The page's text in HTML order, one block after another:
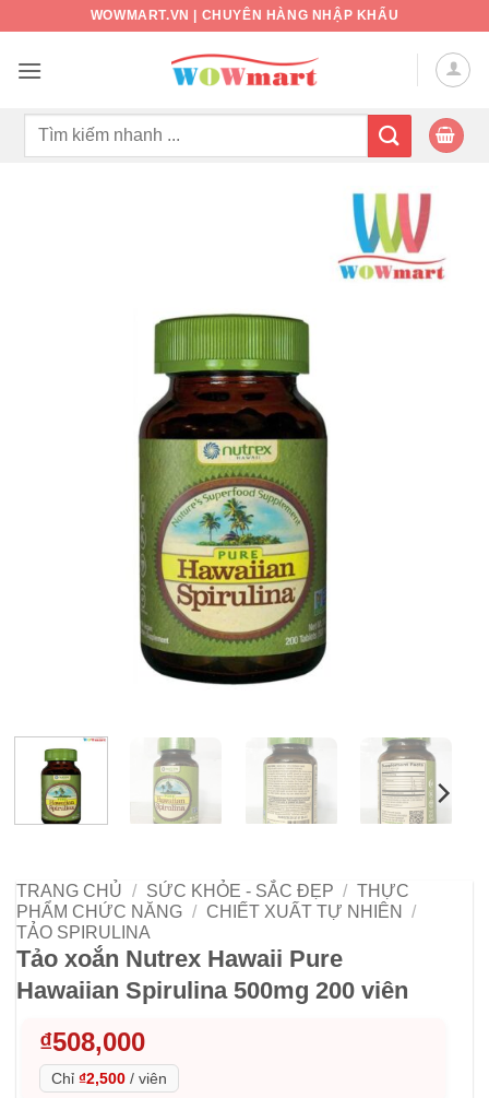
nội
WOWMART.VN | CHUYÊN HÀNG NHẬP KHẨU
Tìm
TRANG CHỦ / SỨC KHỎE - SẮC ĐẸP / THỰC
PHẨM CHỨC NĂNG / CHIẾT XUẤT TỰ NHIÊN
/
TẢO SPIRULINA
Tảo xoắn Nutrex Hawaii Pure
Hawaiian Spirulina 500mg 200 viên
₫508,000
Chỉ ₫2,500 / viên